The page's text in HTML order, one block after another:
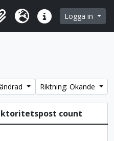
Språk Snabblänkar
Logga in
Riktning: Ökande
count